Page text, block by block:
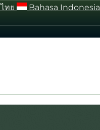
ไทย Bahasa Indonesia